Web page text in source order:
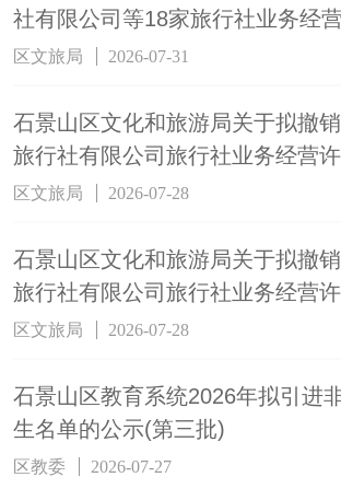
社有限公司等18家旅行社业务经
区文旅局 2026-07-31
石景山区文化和旅游局关于拟撤
旅行社有限公司旅行社业务经营
区文旅局 2026-07-28
石景山区文化和旅游局关于拟撤
旅行社有限公司旅行社业务经营
区文旅局 2026-07-28
石景山区教育系统2026年拟引进
生名单的公示(第三批)
区教委 2026-07-27